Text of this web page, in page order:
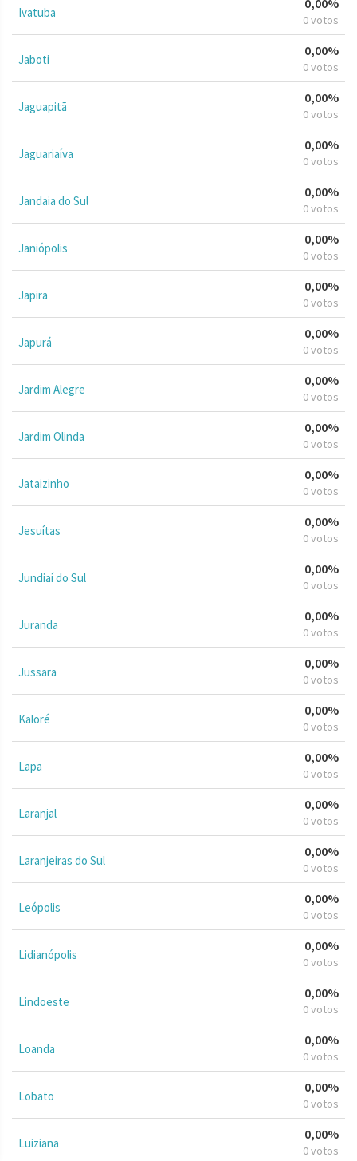
Ivatuba 0 votos
Jaboti
0,00%
0 votos
Jaguapitã
0,00%
0 votos
Jaguariaíva
0,00%
0 votos
Jandaia do Sul
0,00%
0 votos
Janiópolis
0,00%
0 votos
Japira
0,00%
0 votos
Japurá
0,00%
0 votos
Jardim Alegre
0,00%
0 votos
Jardim Olinda
0,00%
0 votos
Jataizinho
0,00%
0 votos
Jesuítas
0,00%
0 votos
Jundiaí do Sul
0,00%
0 votos
Juranda
0,00%
0 votos
Jussara
0,00%
0 votos
Kaloré
0,00%
0 votos
Lapa
0,00%
0 votos
Laranjal
0,00%
0 votos
Laranjeiras do Sul
0,00%
0 votos
Leópolis
0,00%
0 votos
Lidianópolis
0,00%
0 votos
Lindoeste
0,00%
0 votos
Loanda
0,00%
0 votos
Lobato
0,00%
0 votos
Luiziana
0,00%
0 votos